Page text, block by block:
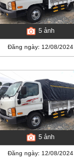
5 ảnh
Đăng ngày: 12/08/2024
5 ảnh
Đăng ngày: 12/08/2024